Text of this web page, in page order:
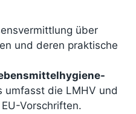
über
und deren praktische
umfasst die LMHV und
Vorschriften.